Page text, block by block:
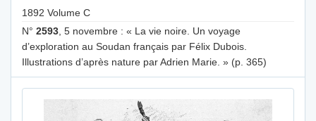
1892 Volume C
N° 2593 , 5 novembre : « La vie noire. Un voyage
d’exploration au Soudan français par Félix Dubois.
Illustrations d’après nature par Adrien Marie. » (p. 365)